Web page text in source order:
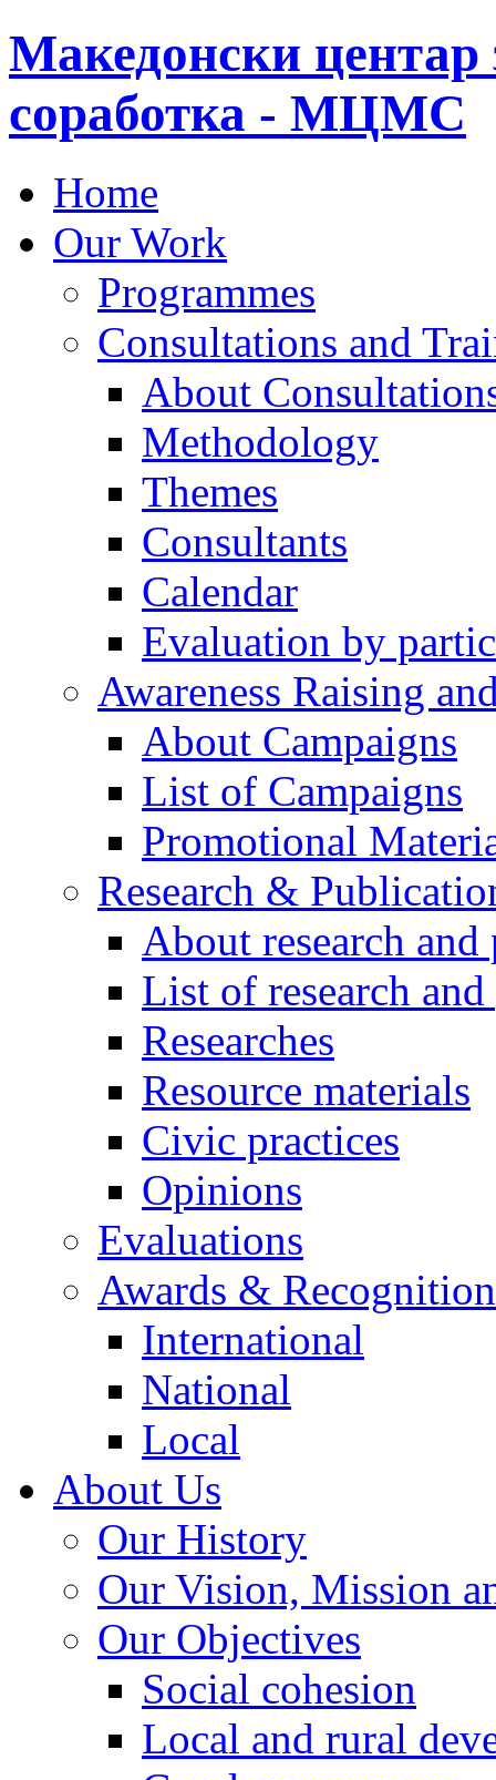
Македонски центар
соработка - МЦМС
Home
Our Work
Programmes
Consultations and
About
Methodology
Themes
Consultants
Calendar
Evaluation by
Awareness Raising
About Campaigns
List of Campaigns
Promotional
Research &
About research
List of research
Researches
Resource materials
Civic practices
Opinions
Evaluations
Awards &
International
National
Local
About Us
Our History
Our Vision, Mission
Our Objectives
Social cohesion
Local and rural